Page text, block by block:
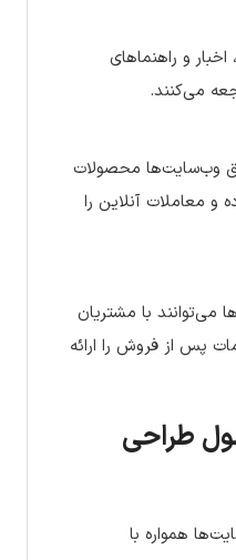
اخبار و راهنماهای
می‌کنند.
وب‌سایت‌ها محصولات
و معاملات آنلاین را
می‌توانند با مشتریان
پس از فروش را ارائه
طراحی
همواره با